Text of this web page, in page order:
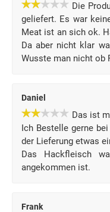
Die
geliefert. Es war
Meat ist an sich ok.
Da aber nicht klar
Wusste man nicht ob
Daniel
Das ist
Ich Bestelle gerne
der Lieferung etwas
Das Hackfleisch
angekommen ist.
Frank